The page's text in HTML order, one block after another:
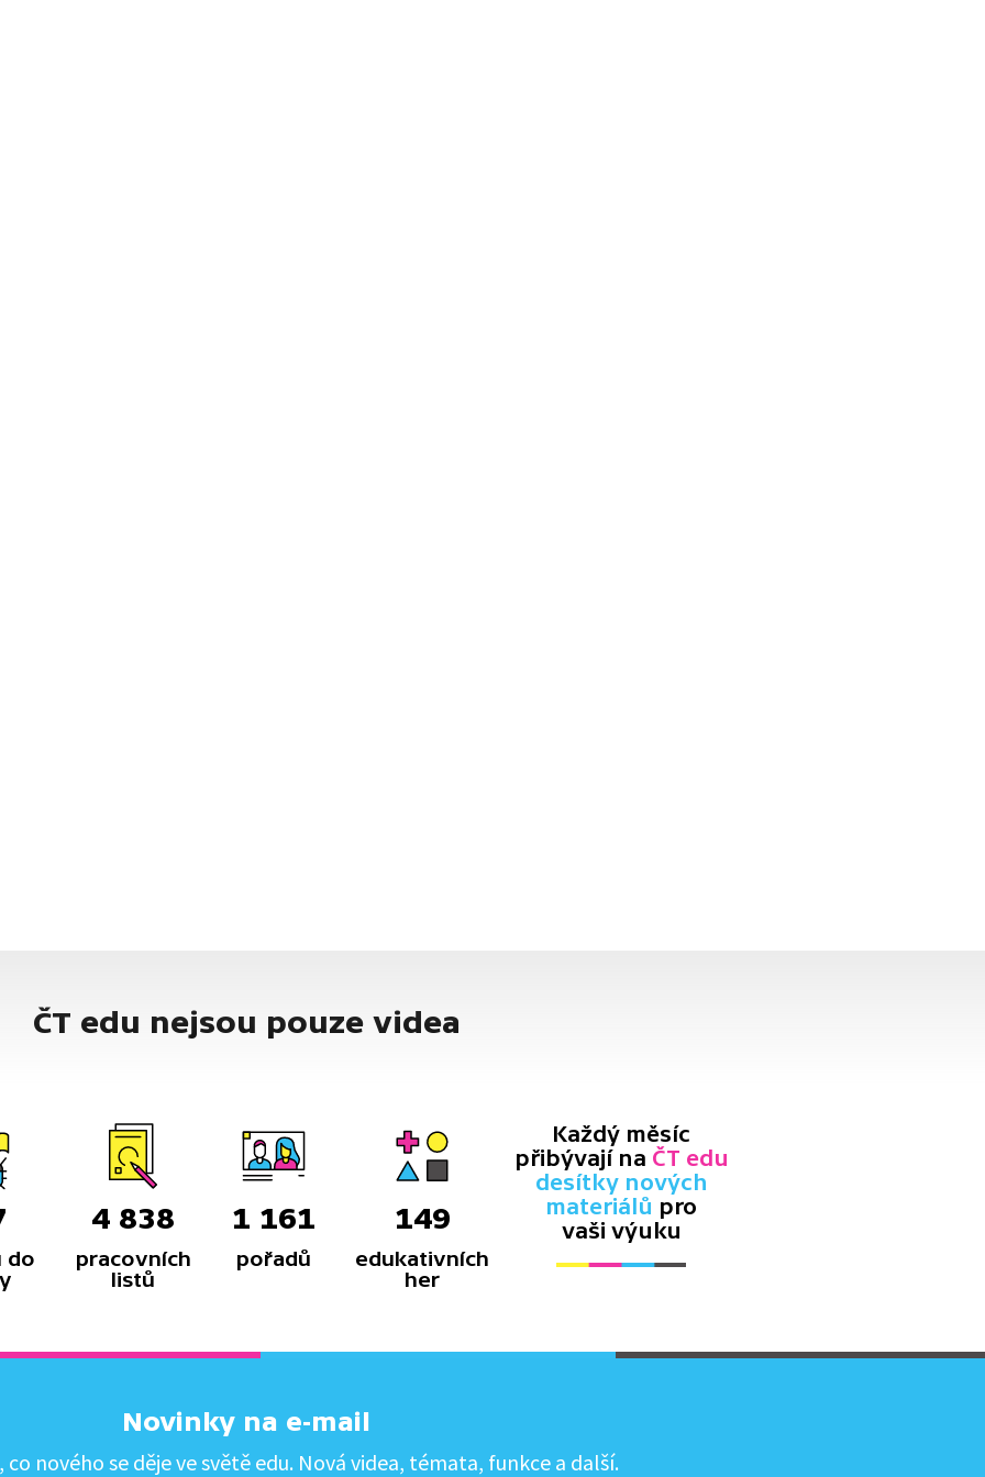
ČT edu nejsou pouze videa
do
4 838
pracovních
listů
1 161
pořadů
149
edukativních
her
Každý měsíc
přibývají na ČT edu
desítky nových
materiálů pro
vaši výuku
Novinky na e-mail
co nového se děje ve světě edu. Nová videa, témata, funkce a další.